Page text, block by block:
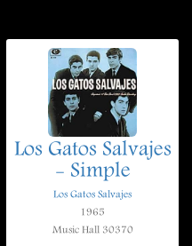
Los Gatos Salvajes
- Simple
Los Gatos Salvajes
1965
Music Hall 30370